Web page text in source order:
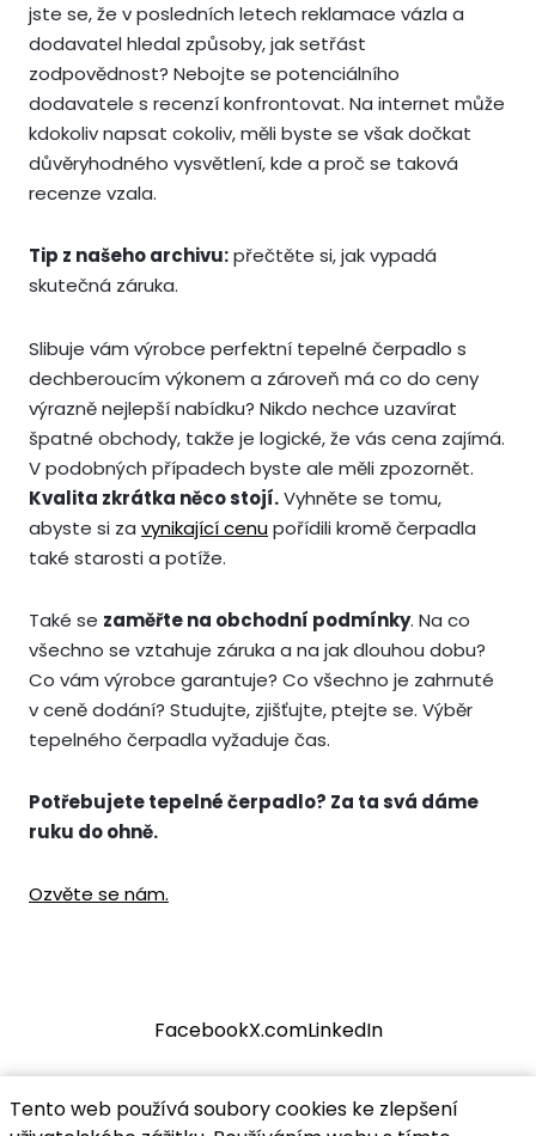
jste se, že v posledních letech reklamace vázla a
dodavatel hledal způsoby, jak setřást
zodpovědnost? Nebojte se potenciálního
dodavatele s recenzí konfrontovat. Na internet může
kdokoliv napsat cokoliv, měli byste se však dočkat
důvěryhodného vysvětlení, kde a proč se taková
recenze vzala.
Tip z našeho archivu:přečtěte si, jak vypadá
skutečná záruka.
Slibuje vám výrobce perfektní tepelné čerpadlo s
dechberoucím výkonem a zároveň má co do ceny
výrazně nejlepší nabídku? Nikdo nechce uzavírat
špatné obchody, takže je logické, že vás cena zajímá.
V podobných případech byste ale měli zpozornět.
Kvalita zkrátka něco stojí.Vyhněte se tomu,
abyste si za vynikající cenupořídili kromě čerpadla
také starosti a potíže.
Také se zaměřte na obchodní podmínky. Na co
všechno se vztahuje záruka a na jak dlouhou dobu?
Co vám výrobce garantuje? Co všechno je zahrnuté
v ceně dodání? Studujte, zjišťujte, ptejte se. Výběr
tepelného čerpadla vyžaduje čas.
Potřebujete tepelné čerpadlo? Za ta svá dáme
ruku do ohně.
Ozvěte se nám.
FacebookX.comLinkedIn
Tento web používá soubory cookies ke zlepšení